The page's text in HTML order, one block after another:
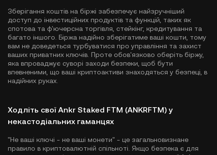
Зберігання коштів на біржі забезпечує найзручніший
доступ до інвестиційних продуктів та функцій, таких як
спотова та ф'ючерсна торгівля, стейкінг, кредитування та
багато іншого. Біржа надійно зберігатиме ваші кошти, тому
вам не доведеться турбуватися про управління та захист
ваших приватних ключів. Проте обов'язково оберіть біржу,
яка впроваджує суворі заходи безпеки, щоб бути
впевненими, що ваші криптоактиви знаходяться у безпеці, в
надійних руках.
Ходліть свої Ankr Staked FTM (ANKRFTM) у
некастодіальних гаманцях
"Не ваші ключі - не ваші монети" - це загальновизнане
правило в криптовалютній спільноті. Якщо безпека є для